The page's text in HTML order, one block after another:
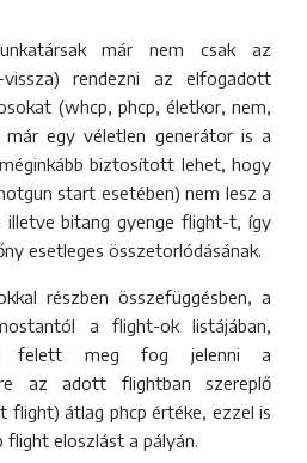
már nem csak az
vissza) rendezni az elfogadott
(whcp, phcp, életkor, nem,
már egy véletlen generátor is a
biztosított lehet, hogy
start esetében) nem lesz a
illetve bitang gyenge flight-t, így
esetleges összetorlódásának.
részben összefüggésben, a
a flight-ok listájában,
felett meg fog jelenni a
az adott flightban szereplő
flight) átlag phcp értéke, ezzel is
flight eloszlást a pályán.